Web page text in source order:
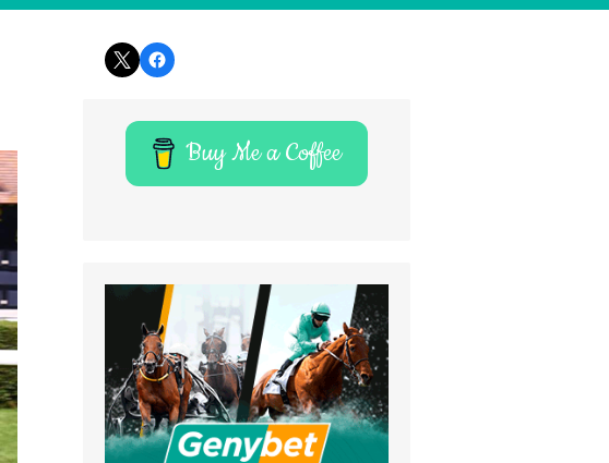
TwitterFacebook
Buy Me a Coffee